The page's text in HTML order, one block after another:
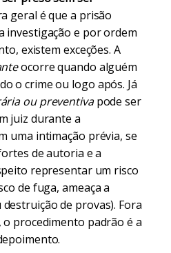
geral é que a prisão
investigação e por ordem
existem exceções. A
ocorre quando alguém
o crime ou logo após. Já
ou preventivapode ser
juiz durante a
uma intimação prévia, se
de autoria e a
representar um risco
de fuga, ameaça a
de provas). Fora
o procedimento padrão é a